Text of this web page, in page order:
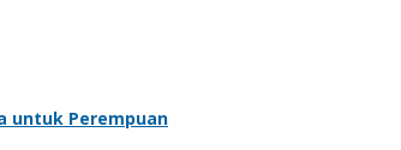
untuk Perempuan